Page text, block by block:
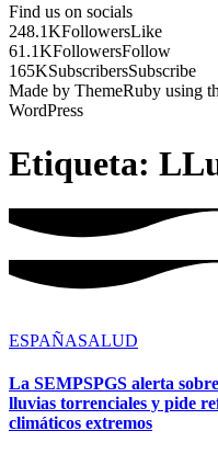
Find us on socials
248.1KFollowersLike
61.1KFollowersFollow
165KSubscribersSubscribe
Made by ThemeRuby using
WordPress
Etiqueta:
ESPAÑASALUD
La SEMPSPGS alerta
lluvias torrenciales y pide
climáticos extremos